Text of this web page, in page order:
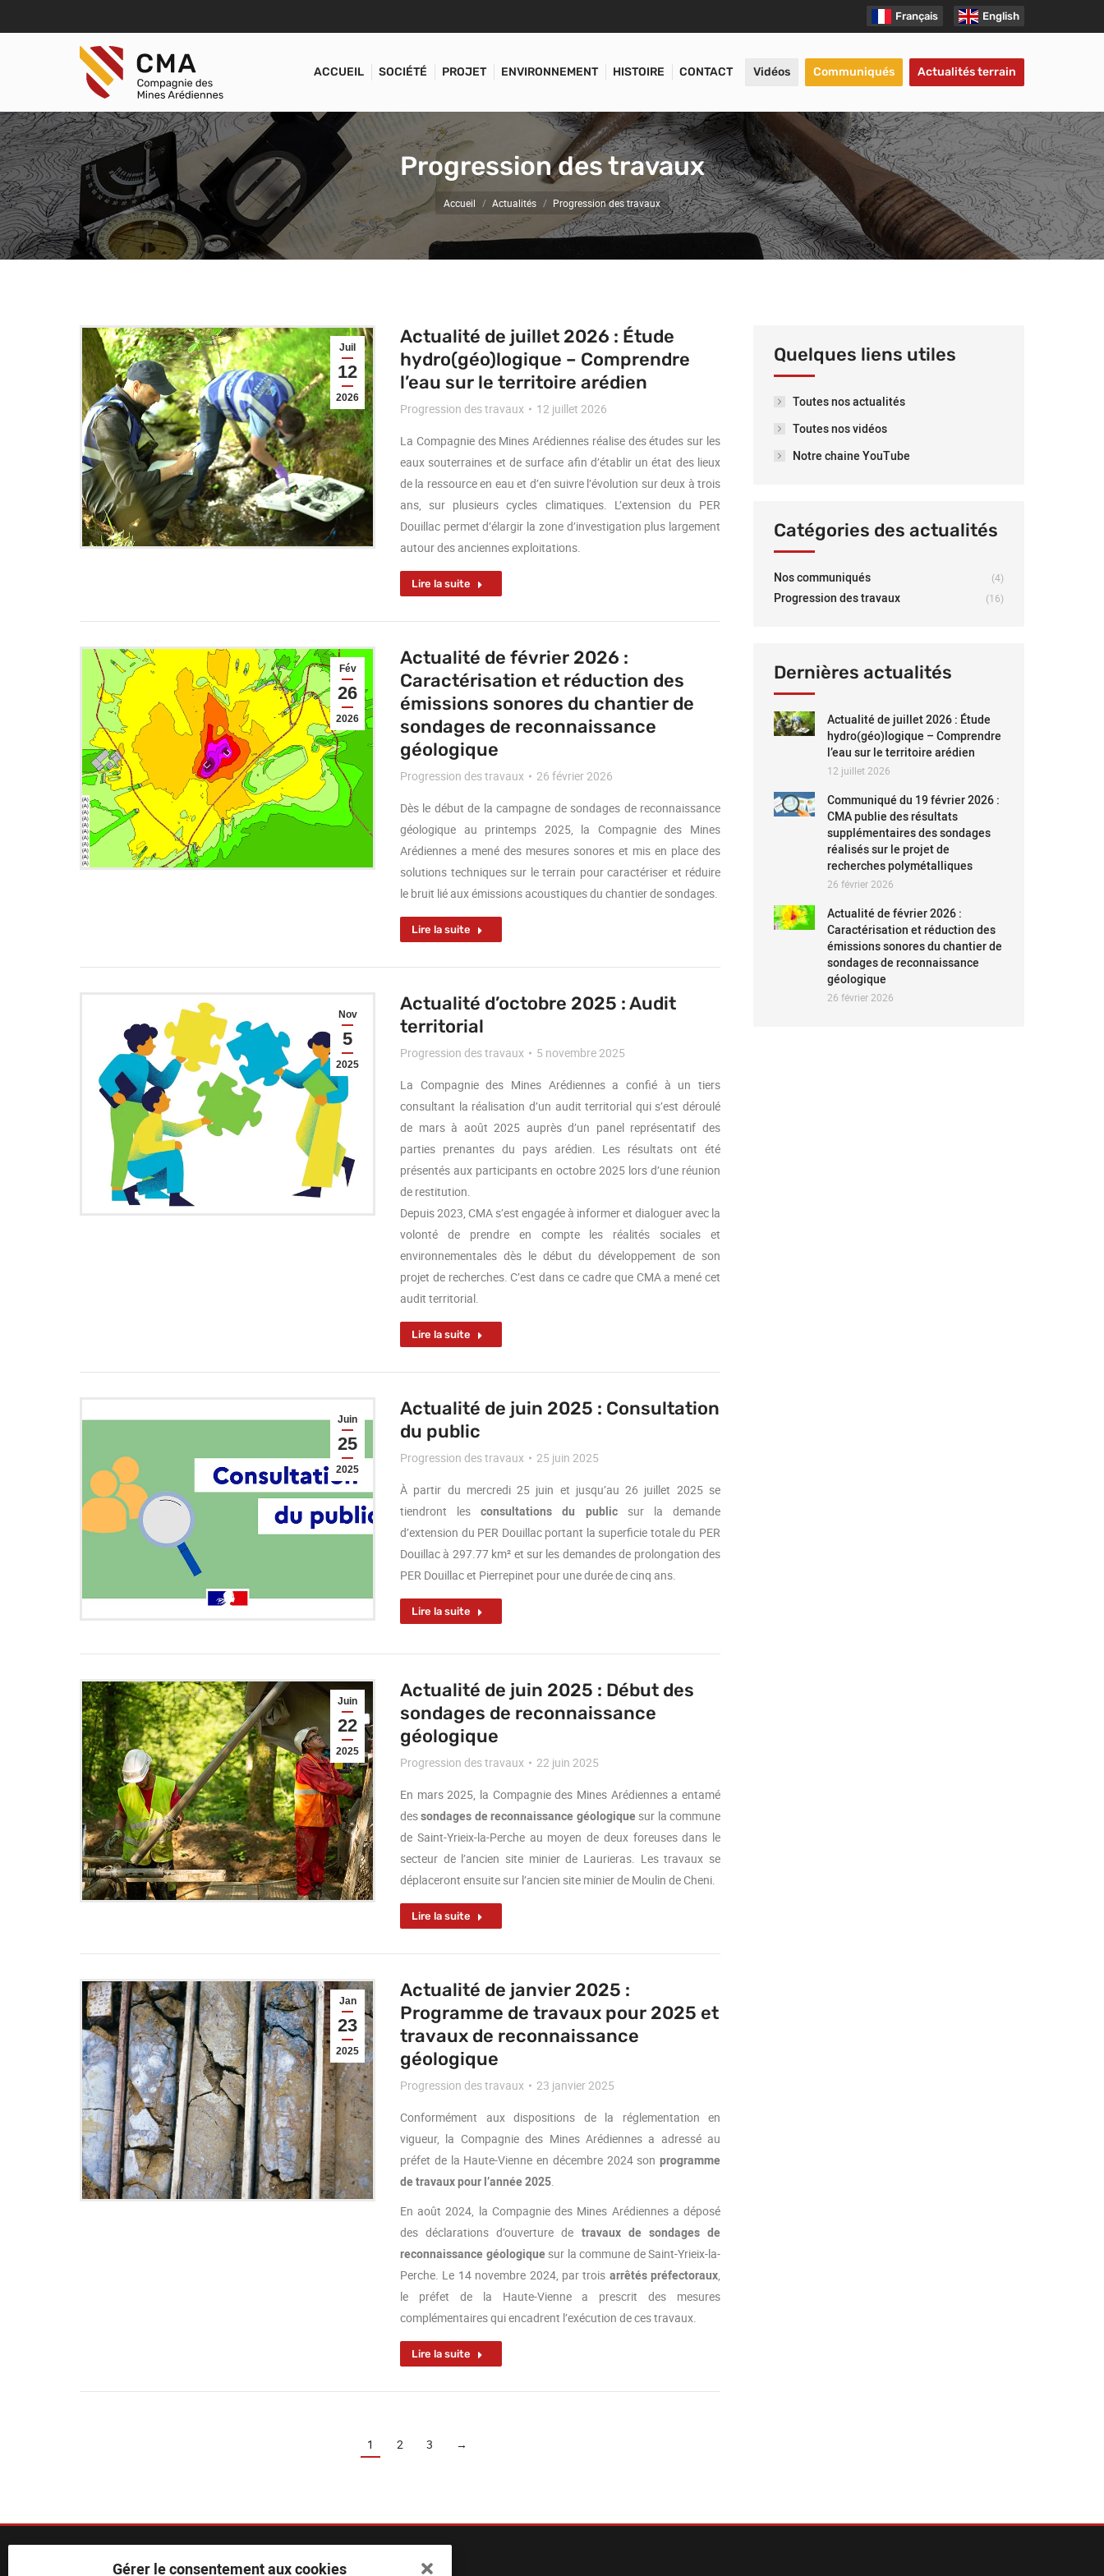
Gérer le consentement aux cookies
Français English
ACCUEIL SOCIÉTÉ PROJET ENVIRONNEMENT HISTOIRE CONTACT Vidéos Communiqués Actualités terrain
Progression des travaux
Vous êtes ici :
Accueil Actualités Progression des travaux
Juil
12
2026
Actualité de juillet 2026 : Étude
hydro(géo)logique – Comprendre
l’eau sur le territoire arédien
Progression des travaux 12 juillet 2026
La Compagnie des Mines Arédiennes réalise des études sur les
eaux souterraines et de surface afin d’établir un état des lieux
de la ressource en eau et d’en suivre l’évolution sur deux à trois
ans, sur plusieurs cycles climatiques. L’extension du PER
Douillac permet d’élargir la zone d’investigation plus largement
autour des anciennes exploitations.
Lire la suite
Fév
26
2026
Actualité de février 2026 :
Caractérisation et réduction des
émissions sonores du chantier de
sondages de reconnaissance
géologique
Progression des travaux 26 février 2026
Dès le début de la campagne de sondages de reconnaissance
géologique au printemps 2025, la Compagnie des Mines
Arédiennes a mené des mesures sonores et mis en place des
solutions techniques sur le terrain pour caractériser et réduire
le bruit lié aux émissions acoustiques du chantier de sondages.
Lire la suite
Nov
5
2025
Actualité d’octobre 2025 : Audit
territorial
Progression des travaux 5 novembre 2025
La Compagnie des Mines Arédiennes a confié à un tiers
consultant la réalisation d’un audit territorial qui s’est déroulé
de mars à août 2025 auprès d’un panel représentatif des
parties prenantes du pays arédien. Les résultats ont été
présentés aux participants en octobre 2025 lors d’une réunion
de restitution.
Depuis 2023, CMA s’est engagée à informer et dialoguer avec la
volonté de prendre en compte les réalités sociales et
environnementales dès le début du développement de son
projet de recherches. C’est dans ce cadre que CMA a mené cet
audit territorial.
Lire la suite
Juin
25
2025
Actualité de juin 2025 : Consultation
du public
Progression des travaux 25 juin 2025
À partir du mercredi 25 juin et jusqu’au 26 juillet 2025 se
tiendront lesconsultations du publicsur la demande
d’extension du PER Douillac portant la superficie totale du PER
Douillac à 297.77 km² et sur les demandes de prolongation des
PER Douillac et Pierrepinet pour une durée de cinq ans.
Lire la suite
Juin
22
2025
Actualité de juin 2025 : Début des
sondages de reconnaissance
géologique
Progression des travaux 22 juin 2025
En mars 2025, la Compagnie des Mines Arédiennes a entamé
dessondages de reconnaissance géologique sur la commune
de Saint-Yrieix-la-Perche au moyen de deux foreuses dans le
secteur de l’ancien site minier de Laurieras. Les travaux se
déplaceront ensuite sur l’ancien site minier de Moulin de Cheni.
Lire la suite
Jan
23
2025
Actualité de janvier 2025 :
Programme de travaux pour 2025 et
travaux de reconnaissance
géologique
Progression des travaux 23 janvier 2025
Conformément aux dispositions de la réglementation en
vigueur, la Compagnie des Mines Arédiennes a adressé au
préfet de la Haute-Vienne en décembre 2024 son programme
de travaux pour l’année 2025
En août 2024, la Compagnie des Mines Arédiennes a déposé
des déclarations d’ouverture de travaux de sondages de
reconnaissance géologique sur la commune de Saint-Yrieix-la-
Perche. Le 14 novembre 2024, par trois arrêtés préfectoraux
le préfet de la Haute-Vienne a prescrit des mesures
complémentaires qui encadrent l’exécution de ces travaux.
Lire la suite
1 2 3 →
Quelques liens utiles
Toutes nos actualités
Toutes nos vidéos
Notre chaine YouTube
Catégories des actualités
Nos communiqués (4)
Progression des travaux (16)
Dernières actualités
Actualité de juillet 2026 : Étude
hydro(géo)logique – Comprendre
l’eau sur le territoire arédien
12 juillet 2026
Communiqué du 19 février 2026 :
CMA publie des résultats
supplémentaires des sondages
réalisés sur le projet de
recherches polymétalliques
26 février 2026
Actualité de février 2026 :
Caractérisation et réduction des
émissions sonores du chantier de
sondages de reconnaissance
géologique
26 février 2026